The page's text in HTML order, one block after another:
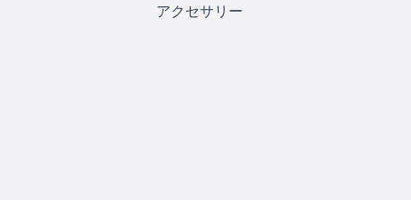
アクセサリー